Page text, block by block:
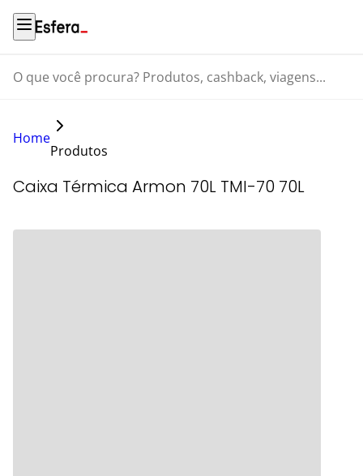
O que você procura? Produtos, cashback, viagens...
Home
Produtos
Caixa Térmica Armon 70L TMI-70 70L